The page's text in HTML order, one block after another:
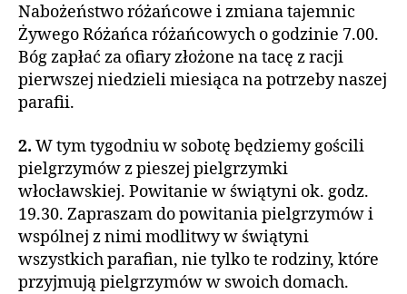
Nabożeństwo różańcowe i zmiana tajemnic
Żywego Różańca różańcowych o godzinie 7.00.
Bóg zapłać za ofiary złożone na tacę z racji
pierwszej niedzieli miesiąca na potrzeby naszej
parafii.
2. W tym tygodniu w sobotę będziemy gościli
pielgrzymów z pieszej pielgrzymki
włocławskiej. Powitanie w świątyni ok. godz.
19.30. Zapraszam do powitania pielgrzymów i
wspólnej z nimi modlitwy w świątyni
wszystkich parafian, nie tylko te rodziny, które
przyjmują pielgrzymów w swoich domach.